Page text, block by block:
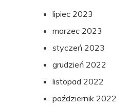
lipiec 2023
marzec 2023
styczeń 2023
grudzień 2022
listopad 2022
październik 2022